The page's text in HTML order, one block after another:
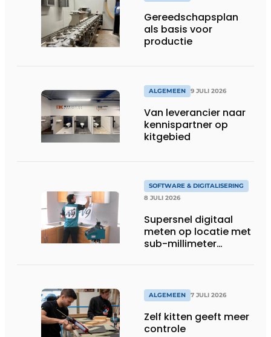
Gereedschapsplan
als basis voor
productie
ALGEMEEN 9 JULI 2026
Van leverancier naar
kennispartner op
kitgebied
SOFTWARE & DIGITALISERING
8 JULI 2026
Supersnel digitaal
meten op locatie met
sub-millimeter
ALGEMEEN 7 JULI 2026
Zelf kitten geeft meer
controle